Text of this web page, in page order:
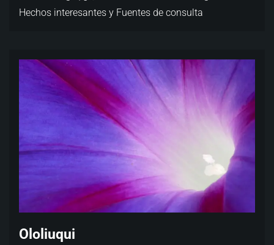
Hechos interesantes y Fuentes de consulta
Ololiuqui